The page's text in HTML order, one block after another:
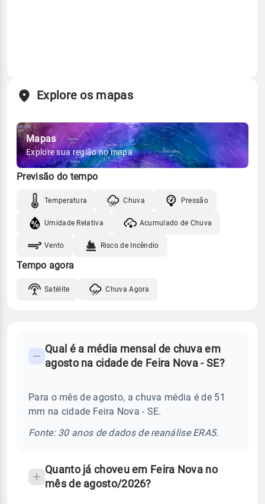
Explore os mapas
Mapas
Explore sua região no mapa
Previsão do tempo
Temperatura Chuva Pressão
Umidade Relativa Acumulado de Chuva
Vento Risco de Incêndio
Tempo agora
Satélite Chuva Agora
Perguntas
sobre
chuva
Qual é a média mensal de chuva em
agosto na cidade de Feira Nova - SE?
Para o mês de agosto, a chuva média é de 51
mm na cidade Feira Nova - SE.
Fonte: 30 anos de dados de reanálise ERA5.
Quanto já choveu em Feira Nova no
mês de agosto/2026?